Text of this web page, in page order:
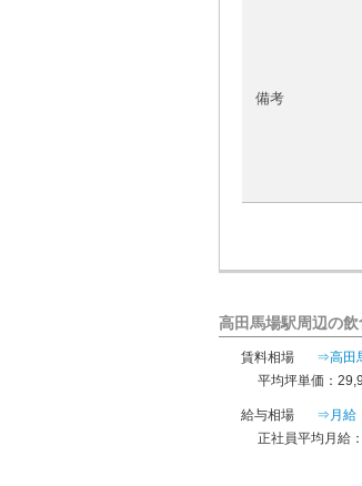
備考
高田馬場駅周辺の
賃料相場
⇒高田
平均坪単価：
給与相場
⇒月給
正社員平均月給